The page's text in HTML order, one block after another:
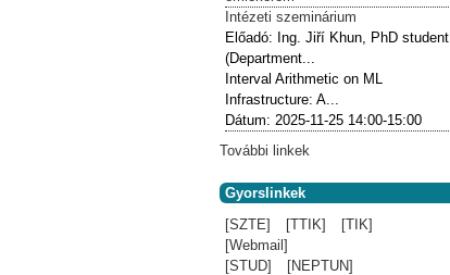
Intézeti szeminárium
Előadó: Ing. Jiří Khun, PhD student
(Department...
Interval Arithmetic on ML
Infrastructure: A...
Dátum: 2025-11-25 14:00-15:00
További linkek
Gyorslinkek
[SZTE]
[TTIK]
[TIK]
[Webmail]
[STUD]
[NEPTUN]